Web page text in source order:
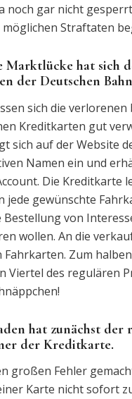
noch gar nicht
Straftaten
Marktlücke hat sich
der Deutschen
sich die verlorenen
Kreditkarten gut
sich auf der Website
Namen ein und
Die Kreditkarte
jede gewünschte
von
wollen. An die
Fahrkarten. Zum
Viertel des regulären
hat zunächst der
der Kreditkarte.
großen Fehler
Karte nicht sofort